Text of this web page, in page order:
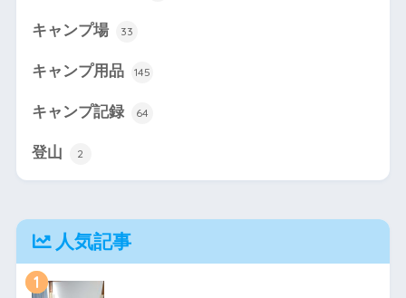
キャンプ場 33
キャンプ用品 145
キャンプ記録 64
登山 2
人気記事
1